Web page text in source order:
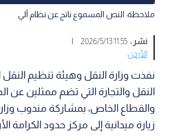
ملاحظة: النص المسموع ناتج عن نظام آلي
نشر :11:55 2026/5/13
|
الأردن
نفذت وزارة النقل وهيئة تنظيم
النقل والتجارة التي تضم ممثلين عن
والقطاع الخاص، بمشاركة مندوب
زيارة ميدانية إلى مركز حدود الكرامة